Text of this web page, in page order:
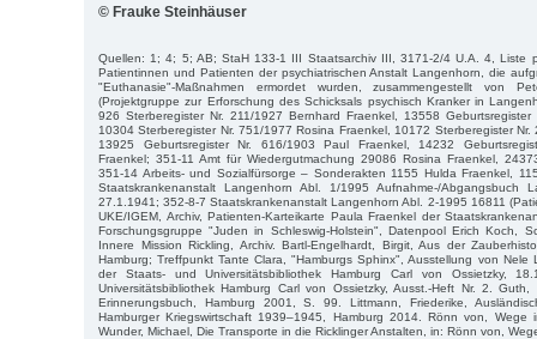
© Frauke Steinhäuser
Quellen: 1; 4; 5; AB; StaH 133-1 III Staatsarchiv III, 3171-2/4 U.A. 4, Liste
Patientinnen und Patienten der psychiatrischen Anstalt Langenhorn, die
"Euthanasie"-Maßnahmen ermordet wurden, zusammengestellt von
(Projektgruppe zur Erforschung des Schicksals psychisch Kranker in
926 Sterberegister Nr. 211/1927 Bernhard Fraenkel, 13558
10304 Sterberegister Nr. 751/1977 Rosina Fraenkel, 10172 Sterberegister
13925 Geburtsregister Nr. 616/1903 Paul Fraenkel, 14232
Fraenkel; 351-11 Amt für Wiedergutmachung 29086 Rosina Fraenkel,
351-14 Arbeits- und Sozialfürsorge – Sonderakten 1155 Hulda Fraenkel,
Staatskrankenanstalt Langenhorn Abl. 1/1995 Aufnahme-/Abgangsbuch
27.1.1941; 352-8-7 Staatskrankenanstalt Langenhorn Abl. 2-1995 16811
UKE/IGEM, Archiv, Patienten-Karteikarte Paula Fraenkel der
Forschungsgruppe "Juden in Schleswig-Holstein", Datenpool Erich Koch,
Innere Mission Rickling, Archiv. Bartl-Engelhardt, Birgit, Aus der
Hamburg; Treffpunkt Tante Clara, "Hamburgs Sphinx", Ausstellung von Nele
der Staats- und Universitätsbibliothek Hamburg Carl von Ossietzky,
Universitätsbibliothek Hamburg Carl von Ossietzky, Ausst.-Heft Nr. 2.
Erinnerungsbuch, Hamburg 2001, S. 99. Littmann, Friederike,
Hamburger Kriegswirtschaft 1939–1945, Hamburg 2014. Rönn von,
Wunder, Michael, Die Transporte in die Ricklinger Anstalten, in: Rönn von,